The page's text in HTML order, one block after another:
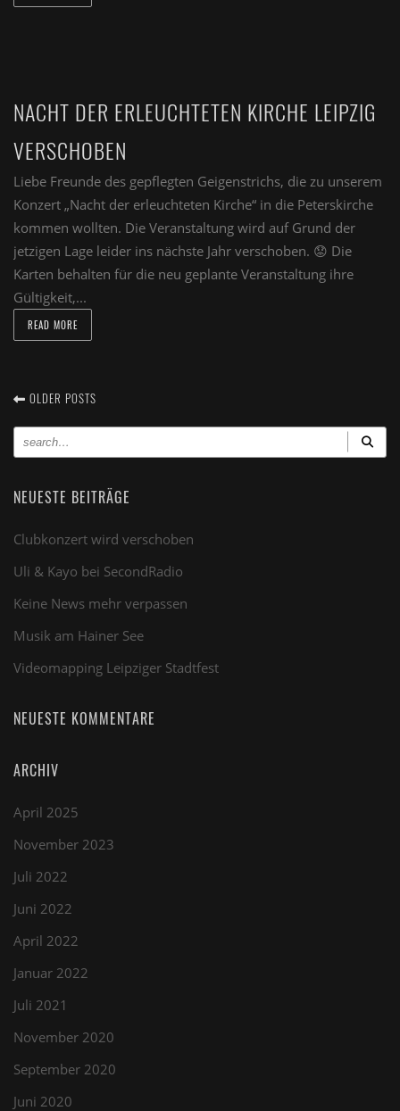
NACHT DER ERLEUCHTETEN KIRCHE LEIPZIG
VERSCHOBEN
Liebe Freunde des gepflegten Geigenstrichs, die zu unserem
Konzert „Nacht der erleuchteten Kirche“ in die Peterskirche
kommen wollten. Die Veranstaltung wird auf Grund der
jetzigen Lage leider ins nächste Jahr verschoben. 😟 Die
Karten behalten für die neu geplante Veranstaltung ihre
Gültigkeit,...
READ MORE
OLDER POSTS
NEUESTE BEITRÄGE
Clubkonzert wird verschoben
Uli & Kayo bei SecondRadio
Keine News mehr verpassen
Musik am Hainer See
Videomapping Leipziger Stadtfest
NEUESTE KOMMENTARE
ARCHIV
April 2025
November 2023
Juli 2022
Juni 2022
April 2022
Januar 2022
Juli 2021
November 2020
September 2020
Juni 2020